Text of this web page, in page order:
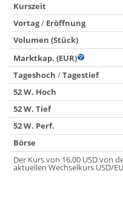
Kurszeit
Vortag/ Eröffnung
Volumen (Stück)
Marktkap. (EUR)
Tageshoch /Tagestief
52 W. Hoch
52 W. Tief
52 W. Perf.
Börse
Der Kurs von 16,00 USD von
aktuellen Wechselkurs USD/